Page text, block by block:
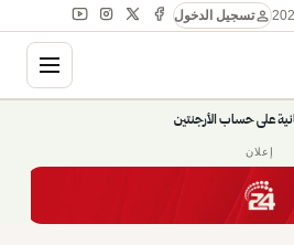
personتسجيل الدخول
على حساب الأرجنتين
إعلان